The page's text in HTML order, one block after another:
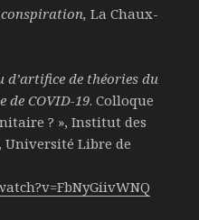
La Chaux-
d’artifice de théories du
COVID-19. Colloque
? », Institut des
Université Libre de